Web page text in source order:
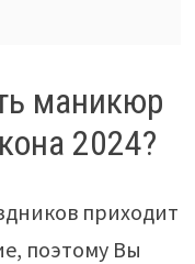
маникюр
2024?
приходит
поэтому Вы